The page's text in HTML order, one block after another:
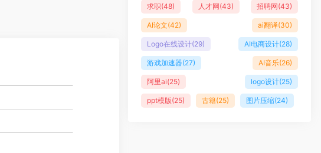
求职(48) 人才网(43) 招聘网(43)
AI论文(42) ai翻译(30)
Logo在线设计(29) AI电商设计(28)
游戏加速器(27) AI音乐(26)
阿里ai(25) logo设计(25)
ppt模版(25) 古籍(25) 图片压缩(24)